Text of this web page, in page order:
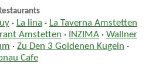
· La lina · La Taverna Amstetten
Amstetten · INZIMA· Wallner
· Zu Den 3 Goldenen Kugeln ·
Cafe